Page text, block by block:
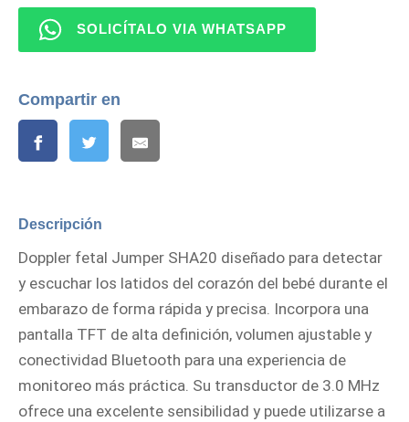
SOLICÍTALO VIA WHATSAPP
Compartir en
Descripción
Doppler fetal Jumper SHA20 diseñado para detectar
y escuchar los latidos del corazón del bebé durante el
embarazo de forma rápida y precisa. Incorpora una
pantalla TFT de alta definición, volumen ajustable y
conectividad Bluetooth para una experiencia de
monitoreo más práctica. Su transductor de 3.0 MHz
ofrece una excelente sensibilidad y puede utilizarse a